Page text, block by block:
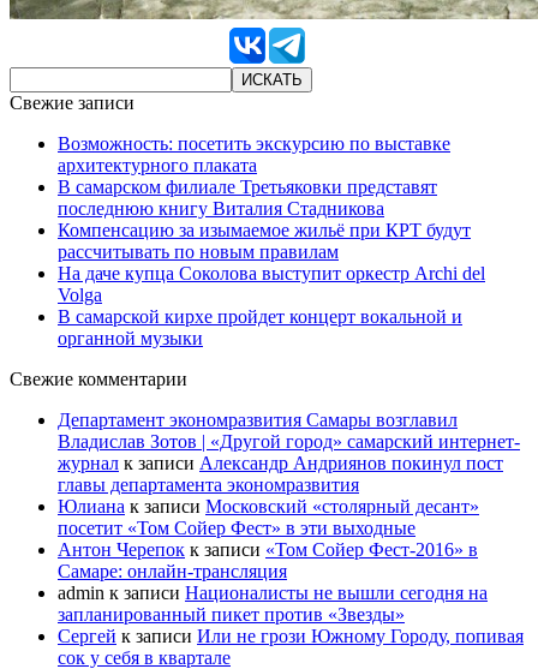
Свежие записи
Возможность: посетить экскурсию по выставке
архитектурного плаката
В самарском филиале Третьяковки представят
последнюю книгу Виталия Стадникова
Компенсацию за изымаемое жильё при КРТ будут
рассчитывать по новым правилам
На даче купца Соколова выступит оркестр Archi del
Volga
В самарской кирхе пройдет концерт вокальной и
органной музыки
Свежие комментарии
Департамент экономразвития Самары возглавил
Владислав Зотов | «Другой город» самарский интернет-
журнал к записи Александр Андриянов покинул пост
главы департамента экономразвития
Юлиана к записи Московский «столярный десант»
посетит «Том Сойер Фест» в эти выходные
Антон Черепок к записи «Том Сойер Фест-2016» в
Самаре: онлайн-трансляция
admin к записи Националисты не вышли сегодня на
запланированный пикет против «Звезды»
Сергей к записи Или не грози Южному Городу, попивая
сок у себя в квартале